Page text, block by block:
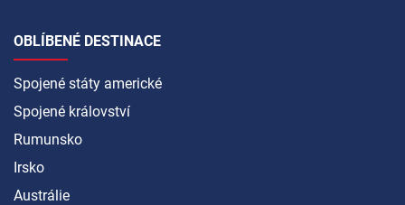
OBLÍBENÉ DESTINACE
Spojené státy americké
Spojené království
Rumunsko
Irsko
Austrálie